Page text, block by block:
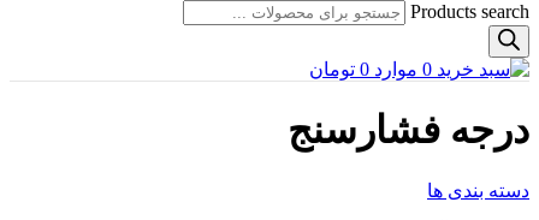
Products search
0 موارد 0 تومان
درجه فشارسنج
دسته بندی ها